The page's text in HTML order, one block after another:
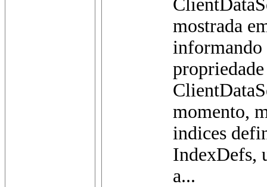
mostrada
informando
momento,
indices
IndexDefs,
a...